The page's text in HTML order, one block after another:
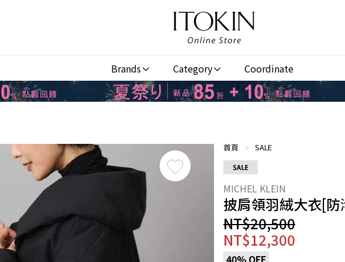
Brands Category Coordinate
首頁 > SALE
披肩領羽絨大衣[
NT$20,500
NT$12,300
40% OFF